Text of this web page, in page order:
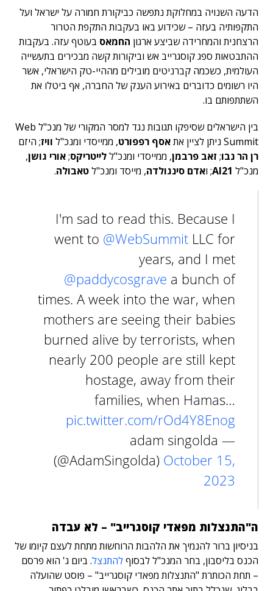
הדעה השנויה במחלוקת נתפשה כביקורת חמורה על ישראל ועל
התקפותיה בעזה – שכידוע באו בעקבות התקפת הטרור
הרצחנית והמחרידה שביצע ארגון החמאס בעוטף עזה. בעקבות
ההתבטאות ספג קוסגרייב אש וביקורות קשה מבכירים בתעשייה
העולמית, כשכמה קברניטים מובילים מההיי-טק הישראלי, אשר
היו רשומים כדוברים באירוע הענק של החברה, אף ביטלו את
השתתפותם בו.
בין הישראלים שסיפקו תגובות נגד למסר המקורי של מנכ"ל Web
Summit ניתן לציין את
אסף רפפורט, ממייסדי ומנכ"ל וויז; היזם
רן הר נבו; זאב פרבמן, ממייסדי ומנכ"ללייטריקס;אורי גושן,
מנכ"ל AI21; ואדם סינגולדה, מייסד ומנכ"לטאבולה.
I'm sad to read this. Because I
went to @WebSummit LLC for
years, and I met
@paddycosgrave a bunch of
times. A week into the war, when
mothers are seeing their babies
burned alive by terrorists, when
nearly 200 people are still kept
hostage, away from their
families, when Hamas…
pic.twitter.com/rOd4Y8Enog
— adam singolda
(@AdamSingolda) October 15,
2023
ה"התנצלות מפאדי קוסגרייב" – לא עבדה
בניסיון ברור להנמיך את הלהבות הרוחשות מתחת לעצם קיומו של
הכנס בליסבון, בחר המנכ"ל לבסוףלהתנצל. ביום ג' הוא פרסם
– תחת הכותרת "התנצלות מפאדי קוסגרייב" – פוסט שהועלה